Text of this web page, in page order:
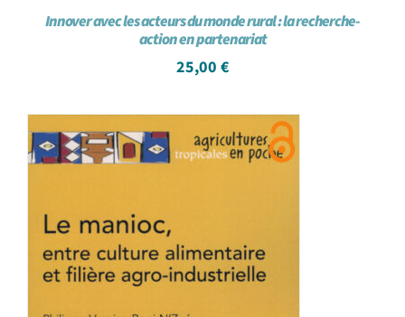
Innover avec les acteurs du monde rural : la recherche-
action en partenariat
25,00 €